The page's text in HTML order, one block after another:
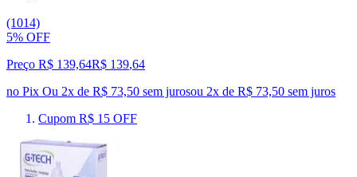
(1014)
5% OFF
Preço R$ 139,64R$ 139,64
no Pix Ou 2x de R$ 73,50 sem jurosou 2x de R$ 73,50 sem juros
Cupom R$ 15 OFF